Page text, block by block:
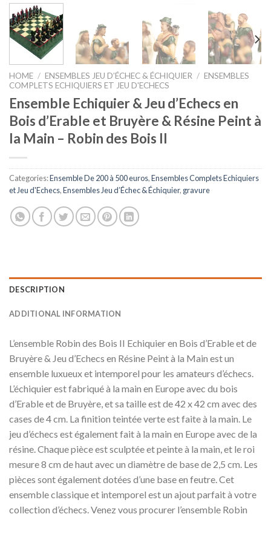
HOME / ENSEMBLES JEU D’ÉCHEC & ÉCHIQUIER / ENSEMBLES
COMPLETS ECHIQUIERS ET JEU D'ECHECS
Ensemble Echiquier & Jeu d’Echecs en
Bois d’Erable et Bruyère & Résine Peint à
la Main – Robin des Bois II
Categories:Ensemble De 200 à 500 euros,Ensembles Complets Echiquiers
et Jeu d'Echecs,Ensembles Jeu d’Échec & Échiquier, gravure
DESCRIPTION
ADDITIONAL INFORMATION
L’ensemble Robin des Bois II Echiquier en Bois d’Erable et de
Bruyère & Jeu d’Echecs en Résine Peint à la Main est un
ensemble luxueux et intemporel pour les amateurs d’échecs.
L’échiquier est fabriqué à la main en Europe avec du bois
d’Erable et de Bruyère, et sa taille est de 42 x 42 cm avec des
cases de 4 cm. La finition teintée verte est faite à la main. Le
jeu d’échecs est également fait à la main en Europe avec de la
résine. Chaque pièce est sculptée et peinte à la main, et le roi
mesure 8 cm de haut avec un diamètre de base de 2,5 cm. Les
pièces sont également dotées d’une base en feutre. Cet
ensemble classique et intemporel est un ajout parfait à votre
collection d’échecs. Venez vous procurer l’ensemble Robin